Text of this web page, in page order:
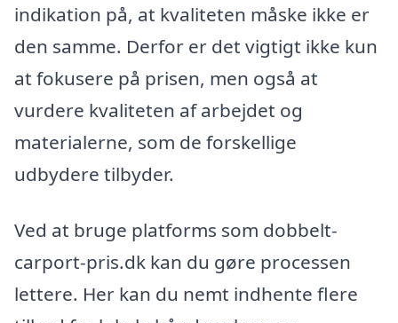
indikation på, at kvaliteten måske ikke er
den samme. Derfor er det vigtigt ikke kun
at fokusere på prisen, men også at
vurdere kvaliteten af arbejdet og
materialerne, som de forskellige
udbydere tilbyder.
Ved at bruge platforms som dobbelt-
carport-pris.dk kan du gøre processen
lettere. Her kan du nemt indhente flere